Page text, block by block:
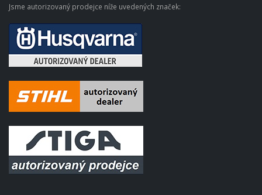
Jsme autorizovaný prodejce níže uvedených značek: